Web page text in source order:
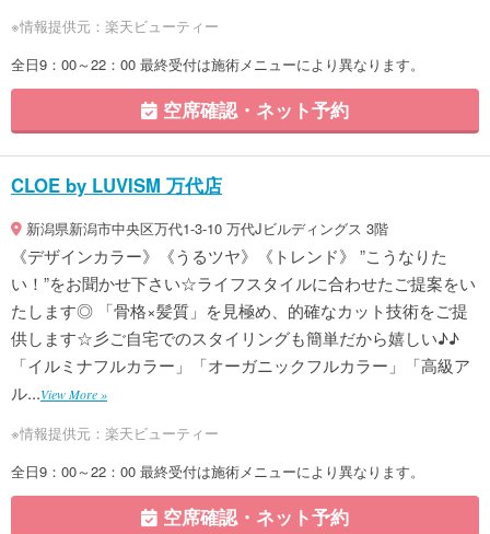
※情報提供元：楽天ビューティー
全日9：00～22：00 最終受付は施術メニューにより異なります。
空席確認・ネット予約
CLOE by LUVISM 万代店
新潟県新潟市中央区万代1-3-10 万代Jビルディングス 3階
《デザインカラー》《うるツヤ》《トレンド》 ”こうなりた
い！”をお聞かせ下さい☆ライフスタイルに合わせたご提案をい
たします◎ 「骨格×髪質」を見極め、的確なカット技術をご提
供します☆彡ご自宅でのスタイリングも簡単だから嬉しい♪♪
「イルミナフルカラー」「オーガニックフルカラー」「高級ア
ル...View More »
※情報提供元：楽天ビューティー
全日9：00～22：00 最終受付は施術メニューにより異なります。
空席確認・ネット予約